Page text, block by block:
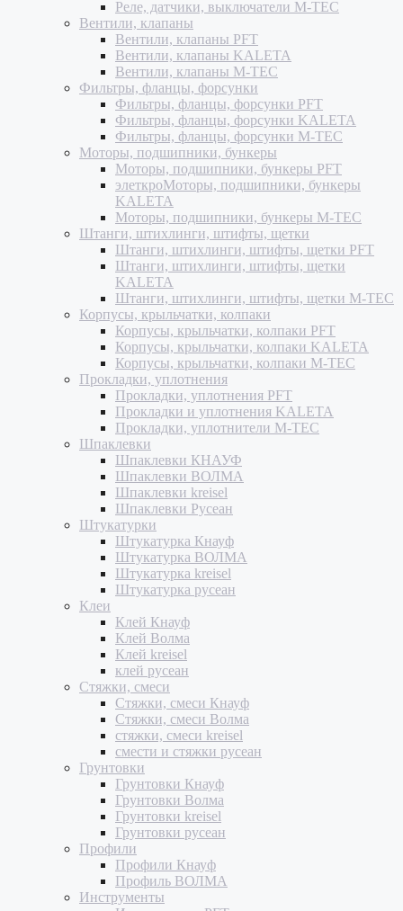
Реле, датчики, выключатели M-TEC
Вентили, клапаны
Вентили, клапаны PFT
Вентили, клапаны KALETA
Вентили, клапаны M-TEC
Фильтры, фланцы, форсунки
Фильтры, фланцы, форсунки PFT
Фильтры, фланцы, форсунки KALETA
Фильтры, фланцы, форсунки M-TEC
Моторы, подшипники, бункеры
Моторы, подшипники, бункеры PFT
элеткроМоторы, подшипники, бункеры
KALETA
Моторы, подшипники, бункеры M-TEC
Штанги, штихлинги, штифты, щетки
Штанги, штихлинги, штифты, щетки PFT
Штанги, штихлинги, штифты, щетки
KALETA
Штанги, штихлинги, штифты, щетки M-TEC
Корпусы, крыльчатки, колпаки
Корпусы, крыльчатки, колпаки PFT
Корпусы, крыльчатки, колпаки KALETA
Корпусы, крыльчатки, колпаки M-TEC
Прокладки, уплотнения
Прокладки, уплотнения PFT
Прокладки и уплотнения KALETA
Прокладки, уплотнители M-TEC
Шпаклевки
Шпаклевки КНАУФ
Шпаклевки ВОЛМА
Шпаклевки kreisel
Шпаклевки Русеан
Штукатурки
Штукатурка Кнауф
Штукатурка ВОЛМА
Штукатурка kreisel
Штукатурка русеан
Клеи
Клей Кнауф
Клей Волма
Клей kreisel
клей русеан
Стяжки, смеси
Стяжки, смеси Кнауф
Стяжки, смеси Волма
стяжки, смеси kreisel
смести и стяжки русеан
Грунтовки
Грунтовки Кнауф
Грунтовки Волма
Грунтовки kreisel
Грунтовки русеан
Профили
Профили Кнауф
Профиль ВОЛМА
Инструменты